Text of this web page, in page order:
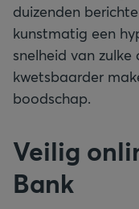
duizenden
kunstmatig een
snelheid van
kwetsbaarder
boodschap.
Veilig
Bank